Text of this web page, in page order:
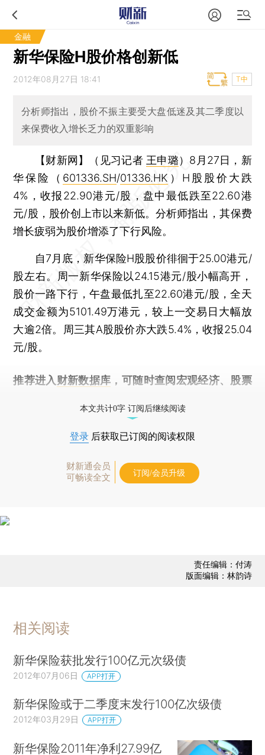
金融
新华保险H股价格创新低
2012年08月27日 18:41 T中
分析师指出，股价不振主要受大盘低迷及其二季度以
来保费收入增长乏力的双重影响
【财新网】（见习记者 王申璐） 8月27日，新
华保险（ 601336.SH/01336.HK ）H股股价大跌
4%，收报22.90港元/股，盘中最低跌至22.60港
元/股，股价创上市以来新低。分析师指出，其保费
增长疲弱为股价增添了下行风险。
自7月底，新华保险H股股价徘徊于25.00港元/
股左右。周一新华保险以24.15港元/股小幅高开，
股价一路下行，午盘最低扎至22.60港元/股，全天
成交金额为5101.49万港元，较上一交易日大幅放
大逾2倍。周三其A股股价亦大跌5.4%，收报25.04
元/股。
推荐进入 财新数据库 ，可随时查阅宏观经济、股票
本文共计0字 订阅后继续阅读
登录 后获取已订阅的阅读权限
财新通会员
可畅读全文
订阅/会员升级
责任编辑：付涛
版面编辑：林韵诗
相关阅读
新华保险获批发行100亿元次级债
2012年07月06日 APP打开
新华保险或于二季度末发行100亿次级债
2012年03月29日 APP打开
新华保险2011年净利27.99亿